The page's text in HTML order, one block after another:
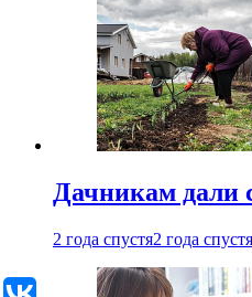
Дачникам дали
2 года спустя2 года спустя